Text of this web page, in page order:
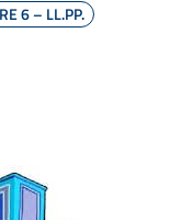
6 – LL.PP.